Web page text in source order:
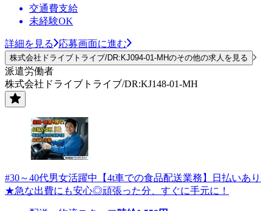
交通費支給
未経験OK
詳細を見る 応募画面に進む
株式会社ドライブトライブ/DR:KJ094-01-MHのその他の求人を見る
派遣労働者
株式会社ドライブトライブ/DR:KJ148-01-MH
#30～40代男女活躍中【4t車での食品配送業務】日払いあり
★急な出費にも安心◎頑張った分、すぐに手元に！